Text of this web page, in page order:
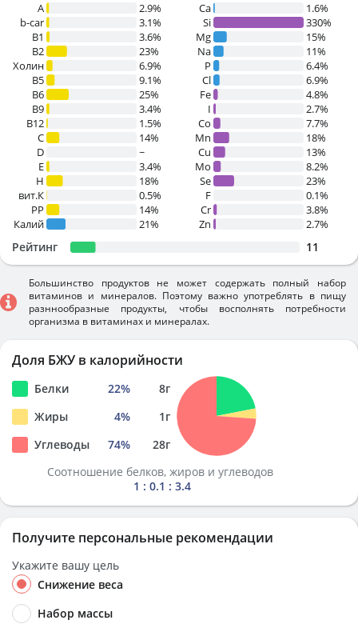
A
2.9%
b-car
3.1%
В1
3.6%
B2
23%
Холин
6.9%
B5
9.1%
B6
25%
B9
3.4%
B12
1.5%
C
14%
D
~
E
3.4%
H
18%
вит.К
0.5%
PP
14%
Калий
21%
Ca
1.6%
Si
330%
Mg
15%
Na
11%
P
6.4%
Cl
6.9%
Fe
4.8%
I
2.7%
Co
7.7%
Mn
18%
Cu
13%
Mo
8.2%
Se
23%
F
0.1%
Cr
3.8%
Zn
2.7%
Рейтинг 11
Большинство продуктов не может содержать полный набор
витаминов и минералов. Поэтому важно употреблять в пищу
разннообразные продукты, чтобы восполнять потребности
организма в витаминах и минералах.
Доля БЖУ в калорийности
Белки 22% 8г
Жиры
4% 1г
Углеводы
74% 28г
Соотношение белков, жиров и углеводов
1 : 0.1 : 3.4
Получите персональные рекомендации
Укажите вашу цель
Снижение веса
Набор массы